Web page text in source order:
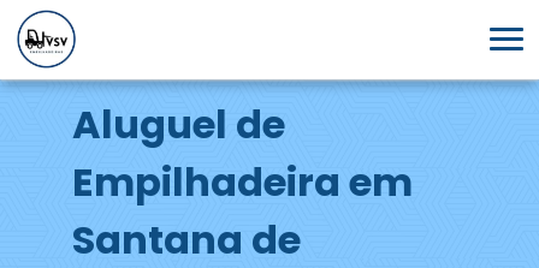
Aluguel de
Empilhadeira em
Santana de